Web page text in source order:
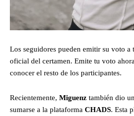
Los seguidores pueden emitir su voto a
oficial del certamen. Emite tu voto ahora
conocer el resto de los participantes.
Recientemente, Miguenz también dio
sumarse a la plataforma CHADS. Esta